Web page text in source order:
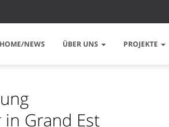
HOME/NEWS ÜBER UNS PROJEKTE
Grand Est